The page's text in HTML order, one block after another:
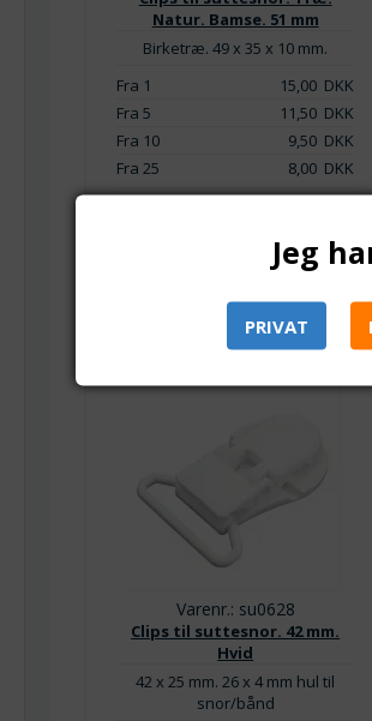
Natur. Bamse. 51 mm
Birketræ. 49 x 35 x 10 mm.
Fra 1
15,00 DKK
Fra 5
11,50 DKK
Fra 10
9,50 DKK
Fra 25
8,00 DKK
Varenr.: su0628
Clips til suttesnor. 42 mm.
Hvid
42 x 25 mm. 26 x 4 mm hul til
snor/bånd
Jeg
PRIVAT